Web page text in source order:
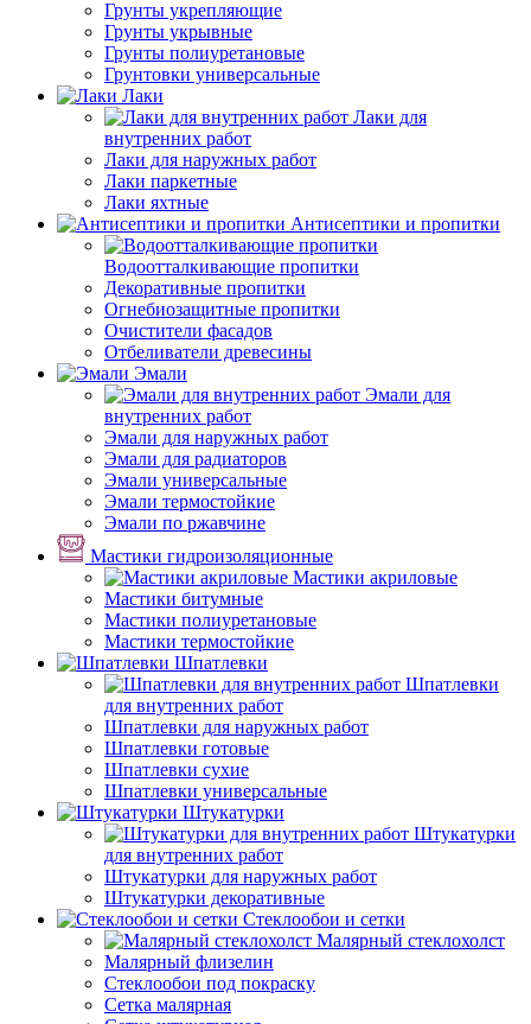
Грунты укрепляющие
Грунты укрывные
Грунты полиуретановые
Грунтовки универсальные
Лаки
Лаки для
внутренних работ
Лаки для наружных работ
Лаки паркетные
Лаки яхтные
Антисептики и пропитки
Водоотталкивающие пропитки
Декоративные пропитки
Огнебиозащитные пропитки
Очистители фасадов
Отбеливатели древесины
Эмали
Эмали для
внутренних работ
Эмали для наружных работ
Эмали для радиаторов
Эмали универсальные
Эмали термостойкие
Эмали по ржавчине
Мастики гидроизоляционные
Мастики акриловые
Мастики битумные
Мастики полиуретановые
Мастики термостойкие
Шпатлевки
Шпатлевки
для внутренних работ
Шпатлевки для наружных работ
Шпатлевки готовые
Шпатлевки сухие
Шпатлевки универсальные
Штукатурки
Штукатурки
для внутренних работ
Штукатурки для наружных работ
Штукатурки декоративные
Стеклообои и сетки
Малярный стеклохолст
Малярный флизелин
Стеклообои под покраску
Сетка малярная